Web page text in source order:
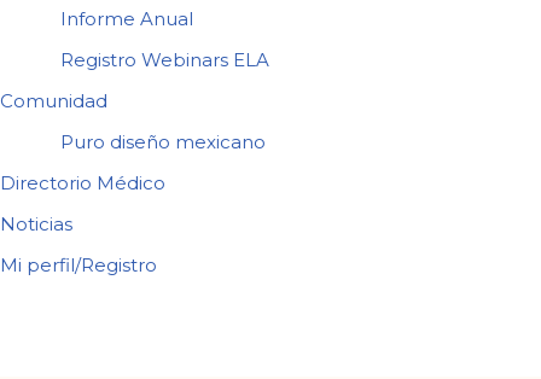
Informe Anual
Registro Webinars ELA
Comunidad
Puro diseño mexicano
Directorio Médico
Noticias
Mi perfil/Registro